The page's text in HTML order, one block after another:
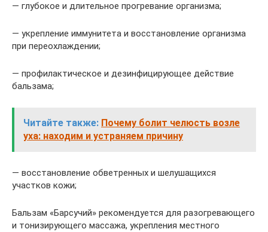
— глубокое и длительное прогревание организма;
— укрепление иммунитета и восстановление организма
при переохлаждении;
— профилактическое и дезинфицирующее действие
бальзама;
Читайте также: Почему болит челюсть возле
уха: находим и устраняем причину
— восстановление обветренных и шелушащихся
участков кожи;
Бальзам «Барсучий» рекомендуется для разогревающего
и тонизирующего массажа, укрепления местного